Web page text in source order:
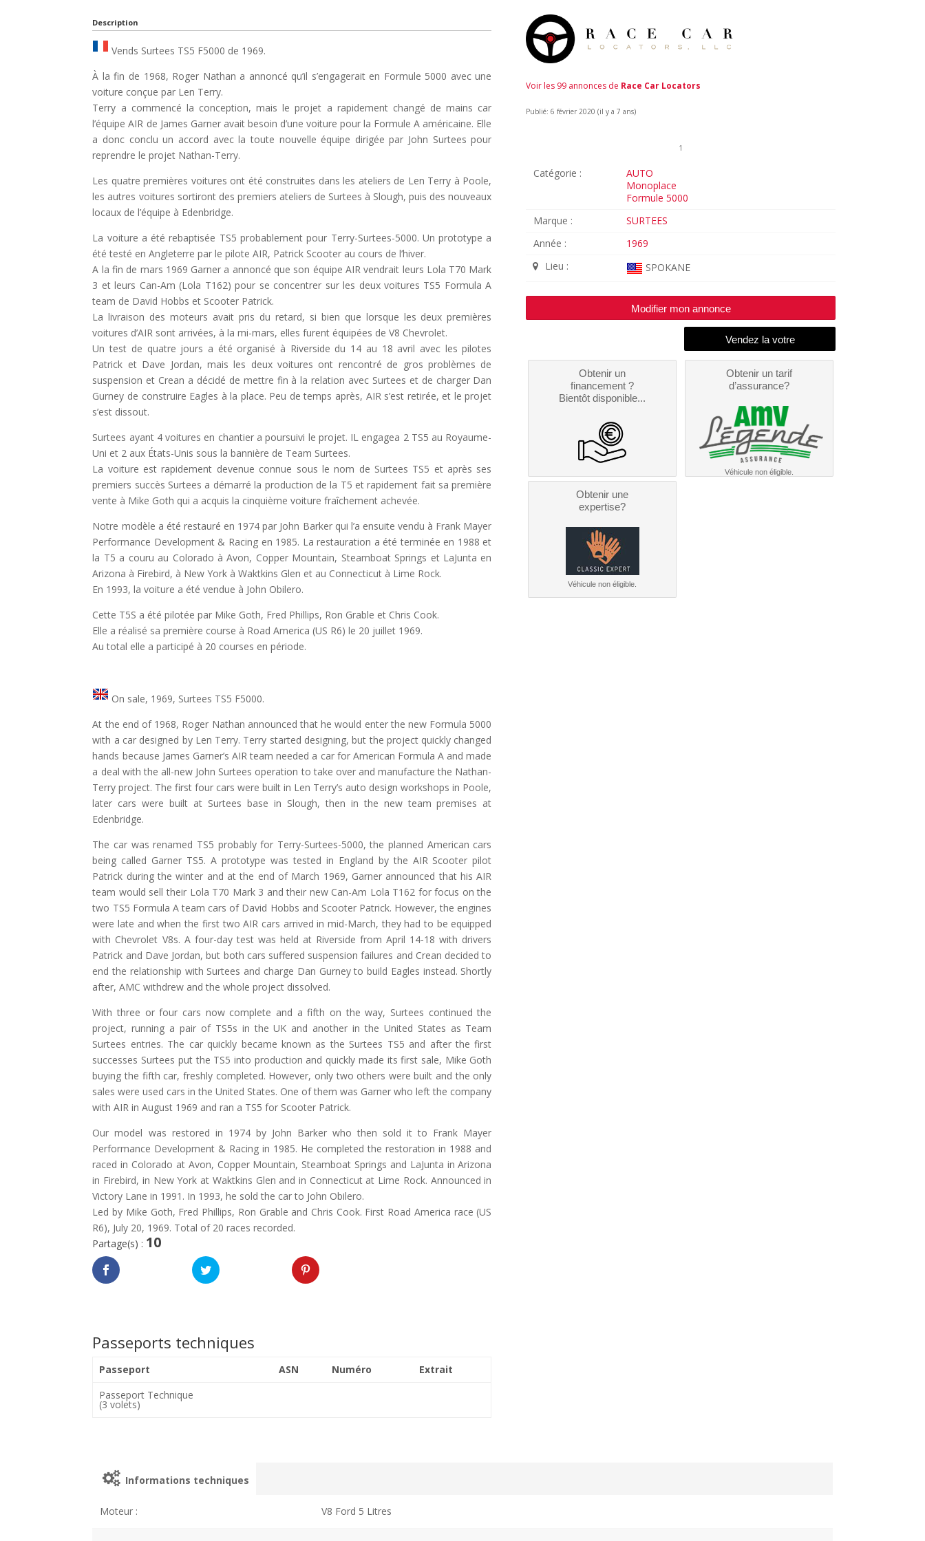
Description
Vends Surtees TS5 F5000 de 1969.
À la fin de 1968, Roger Nathan a annoncé qu’il s’engagerait en Formule 5000 avec une
voiture conçue par Len Terry.
Terry a commencé la conception, mais le projet a rapidement changé de mains car
l’équipe AIR de James Garner avait besoin d’une voiture pour la Formule A américaine. Elle
a donc conclu un accord avec la toute nouvelle équipe dirigée par John Surtees pour
reprendre le projet Nathan-Terry.
Les quatre premières voitures ont été construites dans les ateliers de Len Terry à Poole,
les autres voitures sortiront des premiers ateliers de Surtees à Slough, puis des nouveaux
locaux de l’équipe à Edenbridge.
La voiture a été rebaptisée TS5 probablement pour Terry-Surtees-5000. Un prototype a
été testé en Angleterre par le pilote AIR, Patrick Scooter au cours de l’hiver.
A la fin de mars 1969 Garner a annoncé que son équipe AIR vendrait leurs Lola T70 Mark
3 et leurs Can-Am (Lola T162) pour se concentrer sur les deux voitures TS5 Formula A
team de David Hobbs et Scooter Patrick.
La livraison des moteurs avait pris du retard, si bien que lorsque les deux premières
voitures d’AIR sont arrivées, à la mi-mars, elles furent équipées de V8 Chevrolet.
Un test de quatre jours a été organisé à Riverside du 14 au 18 avril avec les pilotes
Patrick et Dave Jordan, mais les deux voitures ont rencontré de gros problèmes de
suspension et Crean a décidé de mettre fin à la relation avec Surtees et de charger Dan
Gurney de construire Eagles à la place. Peu de temps après, AIR s’est retirée, et le projet
s’est dissout.
Surtees ayant 4 voitures en chantier a poursuivi le projet. IL engagea 2 TS5 au Royaume-
Uni et 2 aux États-Unis sous la bannière de Team Surtees.
La voiture est rapidement devenue connue sous le nom de Surtees TS5 et après ses
premiers succès Surtees a démarré la production de la T5 et rapidement fait sa première
vente à Mike Goth qui a acquis la cinquième voiture fraîchement achevée.
Notre modèle a été restauré en 1974 par John Barker qui l’a ensuite vendu à Frank Mayer
Performance Development & Racing en 1985. La restauration a été terminée en 1988 et
la T5 a couru au Colorado à Avon, Copper Mountain, Steamboat Springs et LaJunta en
Arizona à Firebird, à New York à Waktkins Glen et au Connecticut à Lime Rock.
En 1993, la voiture a été vendue à John Obilero.
Cette T5S a été pilotée par Mike Goth, Fred Phillips, Ron Grable et Chris Cook.
Elle a réalisé sa première course à Road America (US R6) le 20 juillet 1969.
Au total elle a participé à 20 courses en période.
On sale, 1969, Surtees TS5 F5000.
At the end of 1968, Roger Nathan announced that he would enter the new Formula 5000
with a car designed by Len Terry. Terry started designing, but the project quickly changed
hands because James Garner’s AIR team needed a car for American Formula A and made
a deal with the all-new John Surtees operation to take over and manufacture the Nathan-
Terry project. The first four cars were built in Len Terry’s auto design workshops in Poole,
later cars were built at Surtees base in Slough, then in the new team premises at
Edenbridge.
The car was renamed TS5 probably for Terry-Surtees-5000, the planned American cars
being called Garner TS5. A prototype was tested in England by the AIR Scooter pilot
Patrick during the winter and at the end of March 1969, Garner announced that his AIR
team would sell their Lola T70 Mark 3 and their new Can-Am Lola T162 for focus on the
two TS5 Formula A team cars of David Hobbs and Scooter Patrick. However, the engines
were late and when the first two AIR cars arrived in mid-March, they had to be equipped
with Chevrolet V8s. A four-day test was held at Riverside from April 14-18 with drivers
Patrick and Dave Jordan, but both cars suffered suspension failures and Crean decided to
end the relationship with Surtees and charge Dan Gurney to build Eagles instead. Shortly
after, AMC withdrew and the whole project dissolved.
With three or four cars now complete and a fifth on the way, Surtees continued the
project, running a pair of TS5s in the UK and another in the United States as Team
Surtees entries. The car quickly became known as the Surtees TS5 and after the first
successes Surtees put the TS5 into production and quickly made its first sale, Mike Goth
buying the fifth car, freshly completed. However, only two others were built and the only
sales were used cars in the United States. One of them was Garner who left the company
with AIR in August 1969 and ran a TS5 for Scooter Patrick.
Our model was restored in 1974 by John Barker who then sold it to Frank Mayer
Performance Development & Racing in 1985. He completed the restoration in 1988 and
raced in Colorado at Avon, Copper Mountain, Steamboat Springs and LaJunta in Arizona
in Firebird, in New York at Waktkins Glen and in Connecticut at Lime Rock. Announced in
Victory Lane in 1991. In 1993, he sold the car to John Obilero.
Led by Mike Goth, Fred Phillips, Ron Grable and Chris Cook. First Road America race (US
R6), July 20, 1969. Total of 20 races recorded.
Partage(s) : 10
Passeports techniques
Passeport ASN Numéro
Extrait
Passeport Technique
(3 volets)
Voir les 99 annonces de Race Car Locators
Publié: 6 février 2020 (il y a 7 ans)
1
Catégorie :
AUTO
Monoplace
Formule 5000
Marque :
SURTEES
Année :
1969
Lieu :
SPOKANE
Modifier mon annonce
Obtenir un
financement ?
Bientôt disponible...
Obtenir un tarif
d’assurance?
Véhicule non éligible.
Obtenir une
expertise?
Véhicule non éligible.
Informations techniques
Moteur : V8 Ford 5 Litres